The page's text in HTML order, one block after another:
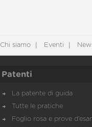
Chi siamo Eventi
Patenti
La patente di guida
Tutte le pratiche
Foglio rosa e prove